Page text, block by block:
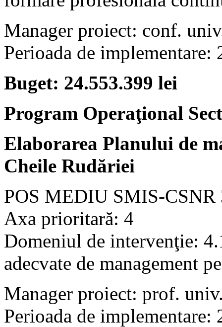
Manager proiect: conf.
Perioada de
Buget: 24.553.399 lei
Program Operaţional
Elaborarea Planului de
Cheile Rudăriei
POS MEDIU SMIS-CSNR
Axa prioritară: 4
Domeniul de intervenţie:
adecvate de management
Manager proiect: prof.
Perioada de